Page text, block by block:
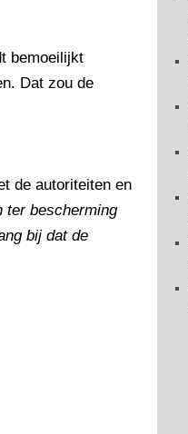
bemoeilijkt
Dat zou de
de autoriteiten en
ter bescherming
bij dat de